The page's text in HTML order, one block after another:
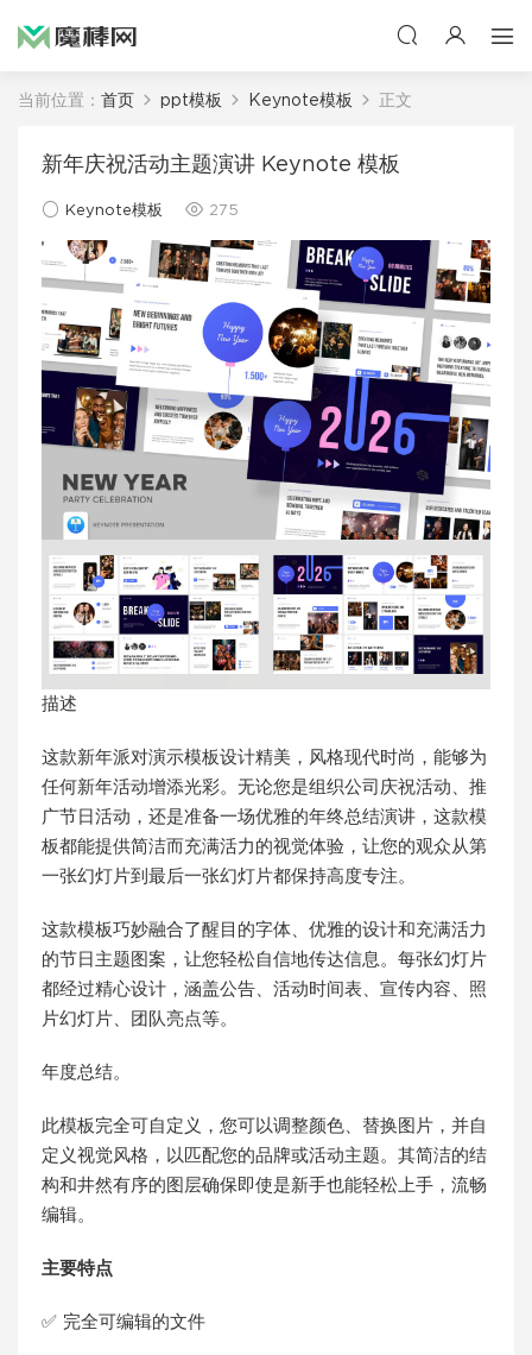
当前位置： 首页 ppt模板 Keynote模板 正文
新年庆祝活动主题演讲 Keynote 模板
Keynote模板 275
描述
这款新年派对演示模板设计精美，风格现代时尚，能够为
任何新年活动增添光彩。无论您是组织公司庆祝活动、推
广节日活动，还是准备一场优雅的年终总结演讲，这款模
板都能提供简洁而充满活力的视觉体验，让您的观众从第
一张幻灯片到最后一张幻灯片都保持高度专注。
这款模板巧妙融合了醒目的字体、优雅的设计和充满活力
的节日主题图案，让您轻松自信地传达信息。每张幻灯片
都经过精心设计，涵盖公告、活动时间表、宣传内容、照
片幻灯片、团队亮点等。
年度总结。
此模板完全可自定义，您可以调整颜色、替换图片，并自
定义视觉风格，以匹配您的品牌或活动主题。其简洁的结
构和井然有序的图层确保即使是新手也能轻松上手，流畅
编辑。
主要特点
✅ 完全可编辑的文件